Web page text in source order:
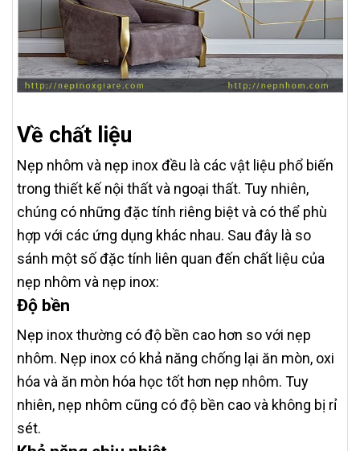
Về chất liệu
Nẹp nhôm và nẹp inox đều là các vật liệu phổ biến
trong thiết kế nội thất và ngoại thất. Tuy nhiên,
chúng có những đặc tính riêng biệt và có thể phù
hợp với các ứng dụng khác nhau. Sau đây là so
sánh một số đặc tính liên quan đến chất liệu của
nẹp nhôm và nẹp inox:
Độ bền
Nẹp inox thường có độ bền cao hơn so với nẹp
nhôm. Nẹp inox có khả năng chống lại ăn mòn, oxi
hóa và ăn mòn hóa học tốt hơn nẹp nhôm. Tuy
nhiên, nẹp nhôm cũng có độ bền cao và không bị rỉ
sét.